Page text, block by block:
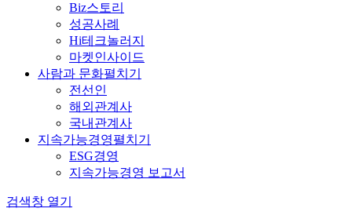
Biz스토리
성공사례
Hi테크놀러지
마켓인사이드
사람과 문화펼치기
전선인
해외관계사
국내관계사
지속가능경영펼치기
ESG경영
지속가능경영 보고서
검색창 열기